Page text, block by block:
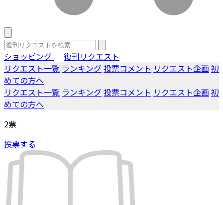
ショッピング ｜ 復刊リクエスト
リクエスト一覧 ランキング投票コメント リクエスト企画 初
めての方へ
リクエスト一覧 ランキング投票コメント リクエスト企画 初
めての方へ
2票
投票する